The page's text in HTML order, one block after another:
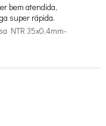
bem atendida,
super rápida.
NTR 35x0,4mm-